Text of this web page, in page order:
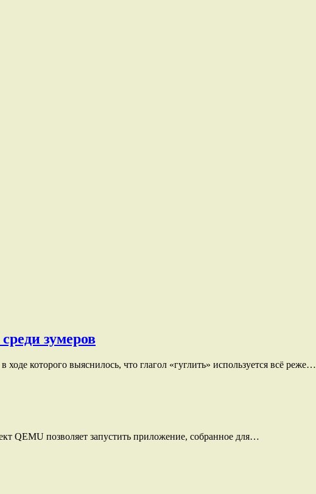
зумеров
которого выяснилось, что глагол «гуглить» используется всё реже…
QEMU позволяет запустить приложение, собранное для…